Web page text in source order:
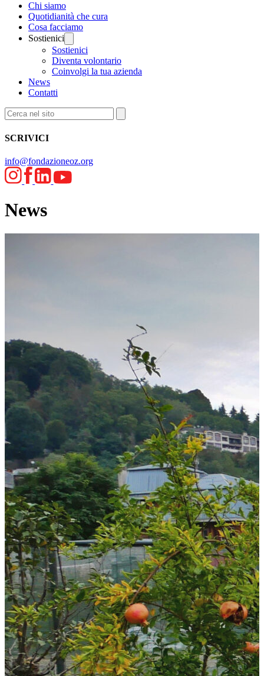
Chi siamo
Quotidianità che cura
Cosa facciamo
Sostienici
Sostienici
Diventa volontario
Coinvolgi la tua azienda
News
Contatti
SCRIVICI
info@fondazioneoz.org
News